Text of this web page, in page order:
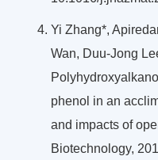
Yi Zhang*,
Wan, Duu-Jong
phenol in an
and impacts of
Biotechnology,